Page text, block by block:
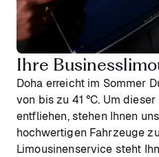
Ihre
Doha erreicht im Sommer
von bis zu 41 °C. Um
entfliehen, stehen Ihnen
hochwertigen Fahrzeuge
Limousinenservice steht